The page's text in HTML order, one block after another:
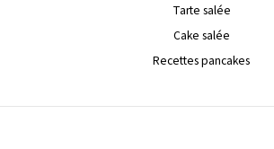
Tarte salée
Cake salée
Recettes pancakes